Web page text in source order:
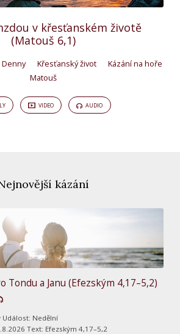
v křesťanském životě
(Matouš 6,1)
Křesťanský život
Kázání na hoře
Matouš
VIDEO AUDIO
kázání
Tondu a Janu (Efezským 4,17–5,2)
Událost: Nedělní
Text: Efezským 4,17–5,2